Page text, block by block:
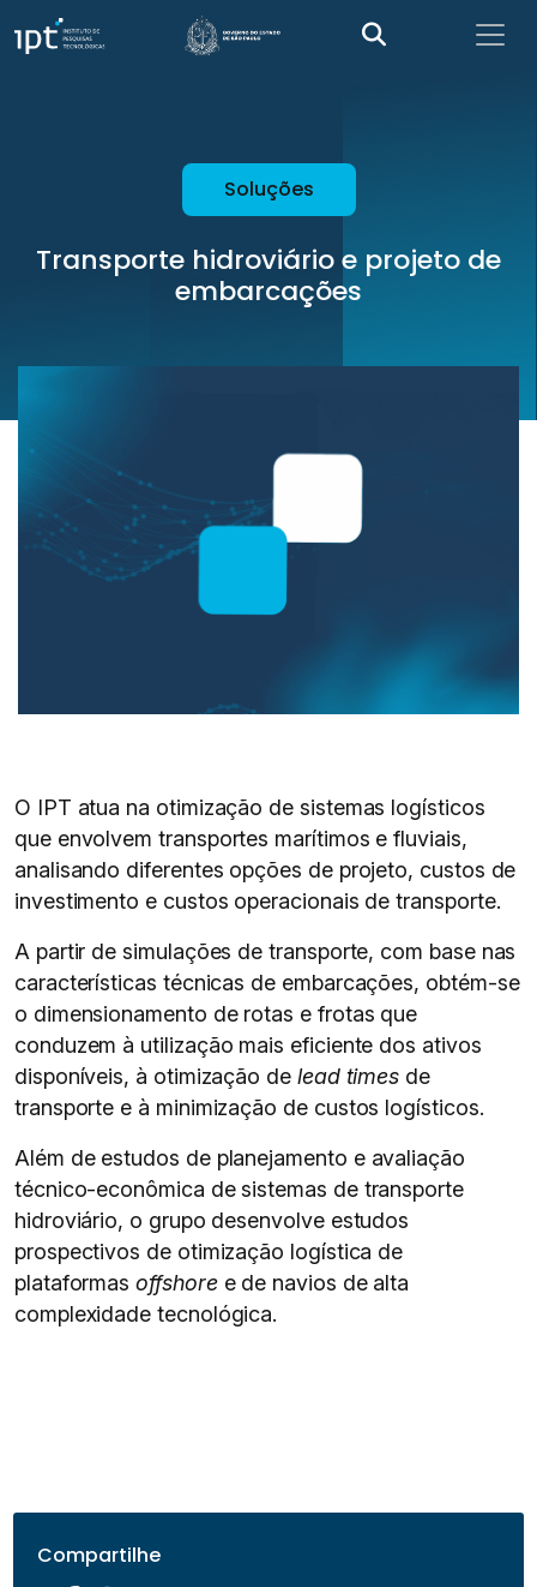
Soluções
Transporte hidroviário e projeto de
embarcações
O IPT atua na otimização de sistemas logísticos
que envolvem transportes marítimos e fluviais,
analisando diferentes opções de projeto, custos de
investimento e custos operacionais de transporte.
A partir de simulações de transporte, com base nas
características técnicas de embarcações, obtém-se
o dimensionamento de rotas e frotas que
conduzem à utilização mais eficiente dos ativos
disponíveis, à otimização de lead times de
transporte e à minimização de custos logísticos.
Além de estudos de planejamento e avaliação
técnico-econômica de sistemas de transporte
hidroviário, o grupo desenvolve estudos
prospectivos de otimização logística de
plataformasoffshoree de navios de alta
complexidade tecnológica.
Compartilhe